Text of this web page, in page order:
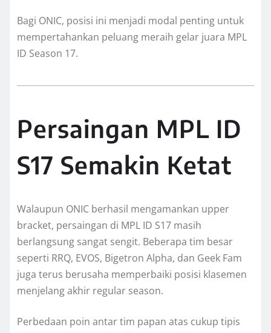
Bagi ONIC, posisi ini menjadi modal penting untuk
mempertahankan peluang meraih gelar juara MPL
ID Season 17.
Persaingan MPL ID
S17 Semakin Ketat
Walaupun ONIC berhasil mengamankan upper
bracket, persaingan di MPL ID S17 masih
berlangsung sangat sengit. Beberapa tim besar
seperti RRQ, EVOS, Bigetron Alpha, dan Geek Fam
juga terus berusaha memperbaiki posisi klasemen
menjelang akhir regular season.
Perbedaan poin antar tim papan atas cukup tipis